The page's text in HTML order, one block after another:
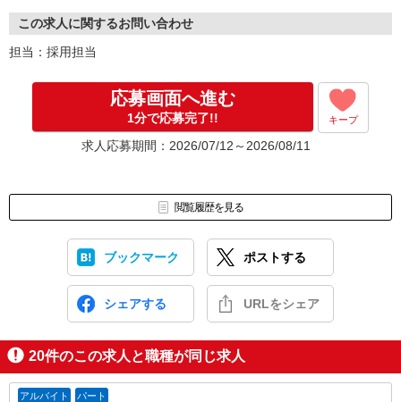
▼
先行後、採用
※面接日・入社日など、お気軽にご相談ください。
この求人に関するお問い合わせ
担当：採用担当
応募画面へ進む
1分で応募完了!! キープ
求人応募期間：2026/07/12～2026/08/11
閲覧履歴を見る
ブックマーク ポストする
シェアする URLをシェア
20件のこの求人と職種が同じ求人
アルバイト パート